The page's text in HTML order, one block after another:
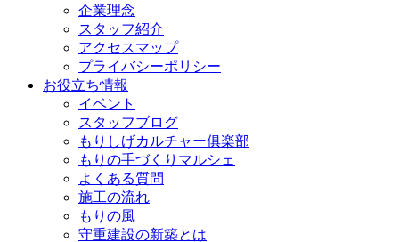
企業理念
スタッフ紹介
アクセスマップ
プライバシーポリシー
お役立ち情報
イベント
スタッフブログ
もりしげカルチャー俱楽部
もりの手づくりマルシェ
よくある質問
施工の流れ
もりの風
守重建設の新築とは